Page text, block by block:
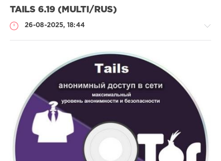
TAILS 6.19 (MULTI/RUS)
26-08-2025, 18:44
Софт
SamDel
134
анонимная
навигация
сети,